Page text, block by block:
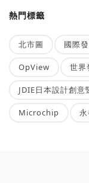
熱門標籤
北市圖 國際
OpView 世界
JDIE日本設計創意
Microchip